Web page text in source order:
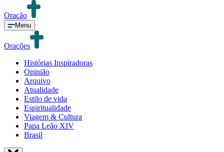
Oração
Menu
Orações
Histórias Inspiradoras
Opinião
Arquivo
Atualidade
Estilo de vida
Espiritualidade
Viagem & Cultura
Papa Leão XIV
Brasil